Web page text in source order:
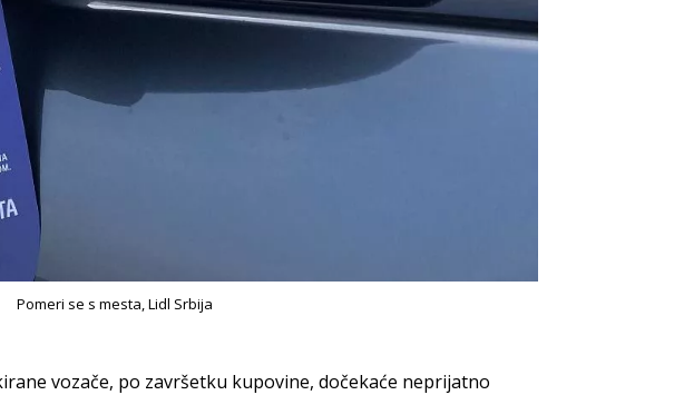
Pomeri se s mesta, Lidl Srbija
vozače, po završetku kupovine, dočekaće neprijatno